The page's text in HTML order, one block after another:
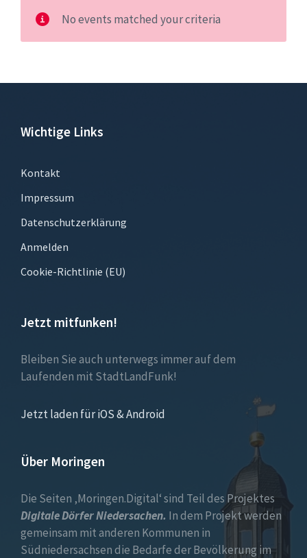
No events matched your criteria
Wichtige Links
Kontakt
Impressum
Datenschutzerklärung
Anmelden
Cookie-Richtlinie (EU)
Jetzt mitfunken!
Bleiben Sie auch unterwegs immer auf dem
Laufenden mit StadtLandFunk!
Jetzt laden für iOS & Android
Über Moringen
Die Seiten ‚Moringen.Digital‘ sind Teil des Projektes
Digitale Dörfer Niedersachen. In dem Projekt werden
gemeinsam mit anderen Kommunen in
Südniedersachsen die Bedarfe der Bevölkerung im